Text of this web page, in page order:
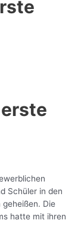
Schüler in den
Die
hatte mit ihren